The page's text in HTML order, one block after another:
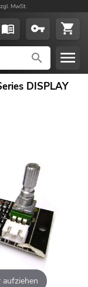
MwSt.
DISPLAY